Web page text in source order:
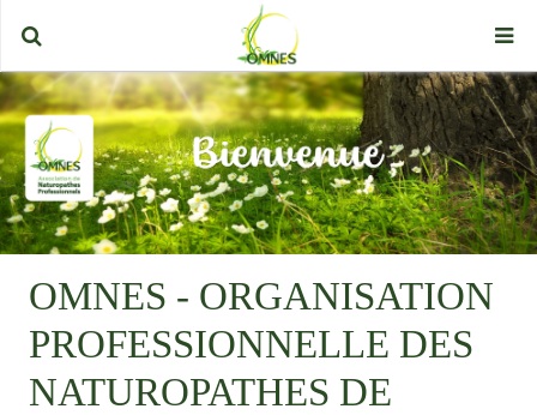
OMNES - ORGANISATION
PROFESSIONNELLE DES
NATUROPATHES DE